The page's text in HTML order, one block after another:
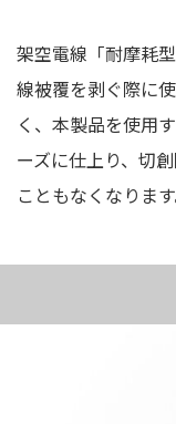
架空電線「耐摩耗
線被覆を剥ぐ際に
く、本製品を使用
ーズに仕上り、切
こともなくなりま